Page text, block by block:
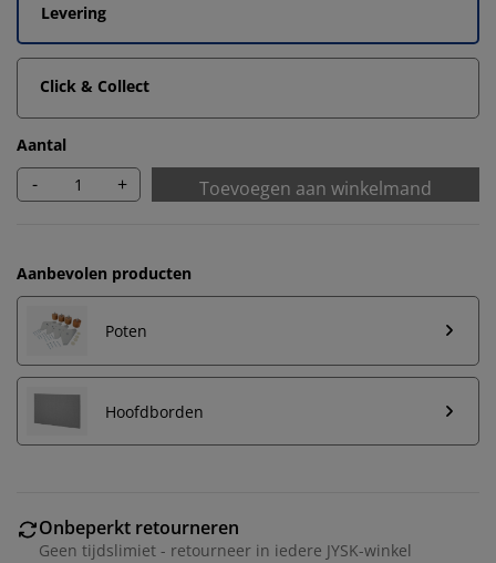
Levering
Click & Collect
Aantal
- + Toevoegen aan winkelmand
Aanbevolen producten
Poten
Hoofdborden
Onbeperkt retourneren
Geen tijdslimiet - retourneer in iedere JYSK-winkel